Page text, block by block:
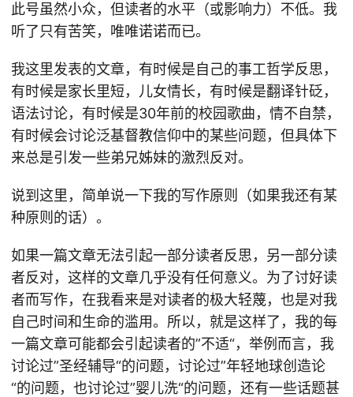
此号虽然小众，但读者的水平（或影响力）不低。我
听了只有苦笑，唯唯诺诺而已。
我这里发表的文章，有时候是自己的事工哲学反思，
有时候是家长里短，儿女情长，有时候是翻译针砭，
语法讨论，有时候是30年前的校园歌曲，情不自禁，
有时候会讨论泛基督教信仰中的某些问题，但具体下
来总是引发一些弟兄姊妹的激烈反对。
说到这里，简单说一下我的写作原则（如果我还有某
种原则的话）。
如果一篇文章无法引起一部分读者反思，另一部分读
者反对，这样的文章几乎没有任何意义。为了讨好读
者而写作，在我看来是对读者的极大轻蔑，也是对我
自己时间和生命的滥用。所以，就是这样了，我的每
一篇文章可能都会引起读者的”不适“，举例而言，我
讨论过”圣经辅导“的问题，讨论过”年轻地球创造论
“的问题，也讨论过”婴儿洗“的问题，还有一些话题甚